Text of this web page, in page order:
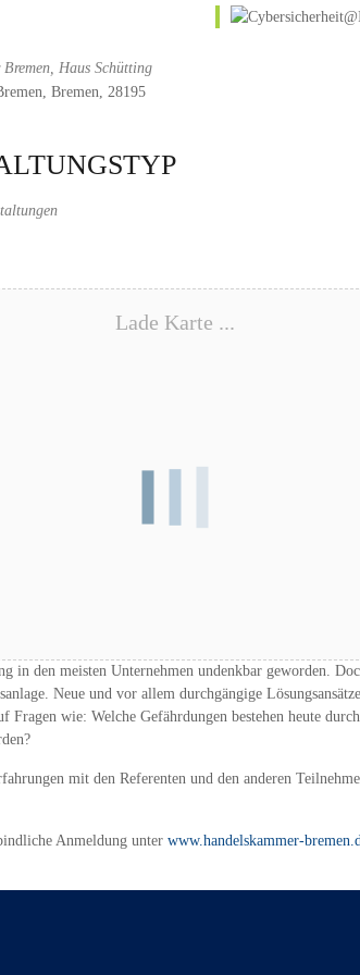
Bremen, Haus Schütting
Bremen, 28195
Lade Karte ...
erwartet, dass noch mehr Unternehmen, auch aus
in den meisten Unternehmen undenkbar geworden.
Neue und vor allem durchgängige
wie: Welche Gefährdungen bestehen heute
mit den Referenten und den anderen
Anmeldung unter www.handelskammer-